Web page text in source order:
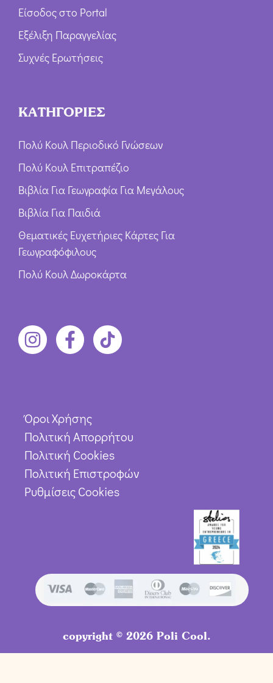
Είσοδος στο Portal
Εξέλιξη Παραγγελίας
Συχνές Ερωτήσεις
ΚΑΤΗΓΟΡΙΕΣ
Πολύ Κουλ Περιοδικό Γνώσεων
Πολύ Κουλ Επιτραπέζιο
Βιβλία Για Γεωγραφία Για Μεγάλους
Βιβλία Για Παιδιά
Θεματικές Ευχετήριες Κάρτες Για
Γεωγραφόφιλους
Πολύ Κουλ Δωροκάρτα
Όροι Χρήσης
Πολιτική Απορρήτου
Πολιτική Cookies
Πολιτική Επιστροφών
Ρυθμίσεις Cookies
copyright © 2026 Poli Cool.